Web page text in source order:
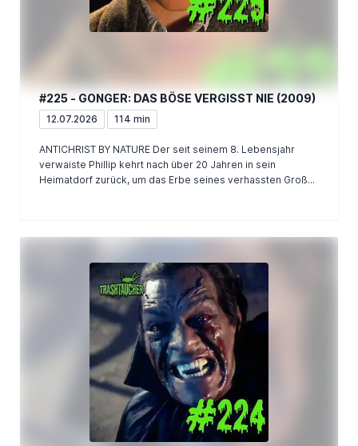
#225 - GONGER: DAS BÖSE VERGISST NIE (2009)
12.07.2026 114 min
ANTICHRIST BY NATURE Der seit seinem 8. Lebensjahr
verwaiste Phillip kehrt nach über 20 Jahren in sein
Heimatdorf zurück, um das Erbe seines verhassten Groß...